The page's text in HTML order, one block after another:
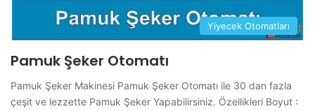
Yiyecek Otomatları
Pamuk Şeker Otomatı
Pamuk Şeker Makinesi Pamuk Şeker Otomatı ile 30 dan fazla
çeşit ve lezzette Pamuk Şeker Yapabilirsiniz. Özellikleri Boyut :